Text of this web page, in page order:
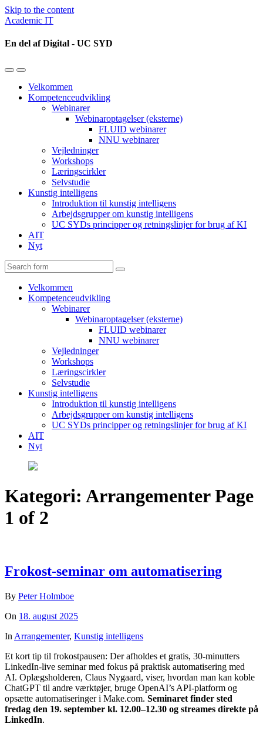
Skip to the content
Academic IT
En del af Digital - UC SYD
Toggle
mobile
menu
Toggle
the
search
field
Velkommen
Kompetenceudvikling
Webinarer
Webinaroptagelser (eksterne)
FLUID webinarer
NNU webinarer
Vejledninger
Workshops
Læringscirkler
Selvstudie
Kunstig intelligens
Introduktion til kunstig intelligens
Arbejdsgrupper om kunstig intelligens
UC SYDs principper og retningslinjer for brug af KI
AIT
Nyt
Search
Velkommen
Kompetenceudvikling
Webinarer
Webinaroptagelser (eksterne)
FLUID webinarer
NNU webinarer
Vejledninger
Workshops
Læringscirkler
Selvstudie
Kunstig intelligens
Introduktion til kunstig intelligens
Arbejdsgrupper om kunstig intelligens
UC SYDs principper og retningslinjer for brug af KI
AIT
Nyt
Kategori: Arrangementer Page
1 of 2
Frokost-seminar om automatisering
By Peter Holmboe
On 18. august 2025
In Arrangementer, Kunstig intelligens
Et kort tip til frokostpausen: Der afholdes et gratis, 30-minutters
LinkedIn-live seminar med fokus på praktisk automatisering med
AI. Oplægsholderen, Claus Nygaard, viser, hvordan man kan koble
ChatGPT til andre værktøjer, bruge OpenAI’s API-platform og
opsætte automatiseringer i Make.com. Seminaret finder sted
fredag den 19. september kl. 12.00–12.30 og streames direkte på
LinkedIn.